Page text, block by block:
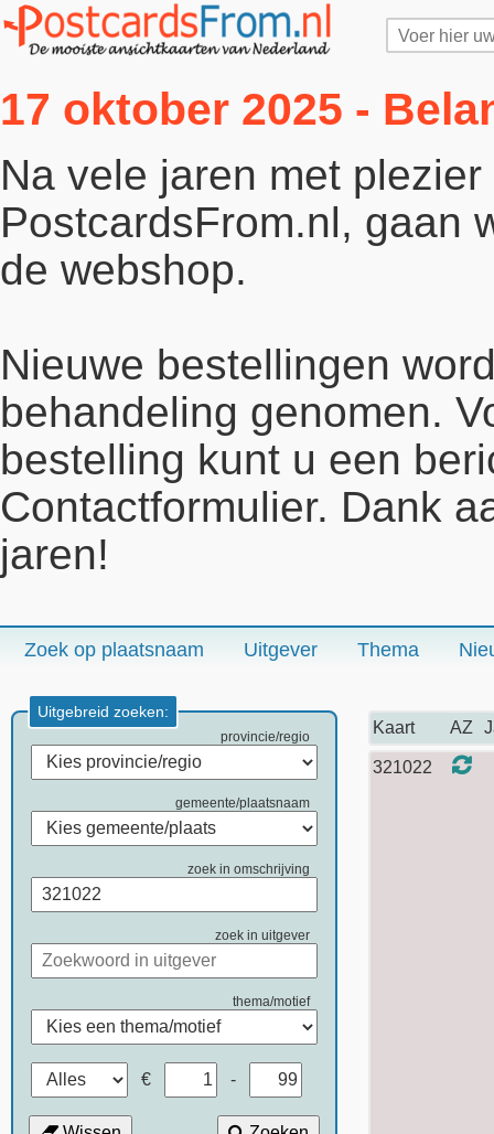
17 oktober 2025 -
Na vele jaren met
PostcardsFrom.nl, gaan
de webshop.
Nieuwe bestellingen
behandeling genomen.
bestelling kunt u een
Contactformulier. Dank
jaren!
Zoek op plaatsnaam Uitgever Thema
Uitgebreid zoeken:
provincie/regio
gemeente/plaatsnaam
zoek in omschrijving
zoek in uitgever
thema/motief
€ -
Kaart AZ
321022